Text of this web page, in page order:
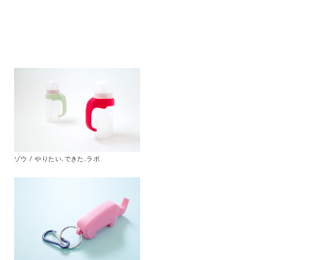
ゾウ / やりたい.できた.ラボ